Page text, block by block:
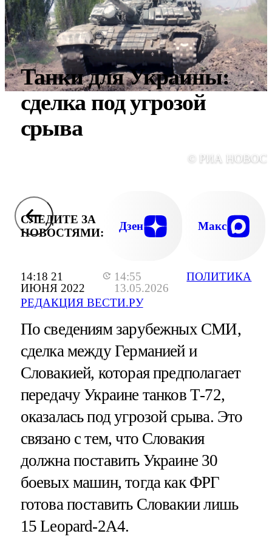
14:18 21
ИЮНЯ 2022
14:55
13.05.2026
РЕДАКЦИЯ ВЕСТИ.РУ
ПОЛИТИКА
Танки для Украины:
сделка под угрозой
срыва
© РИА
СЛЕДИТЕ ЗА
НОВОСТЯМИ:
Дзен Макс
По сведениям зарубежных СМИ,
сделка между Германией и
Словакией, которая предполагает
передачу Украине танков Т-72,
оказалась под угрозой срыва. Это
связано с тем, что Словакия
должна поставить Украине 30
боевых машин, тогда как ФРГ
готова поставить Словакии лишь
15 Leopard-2A4.